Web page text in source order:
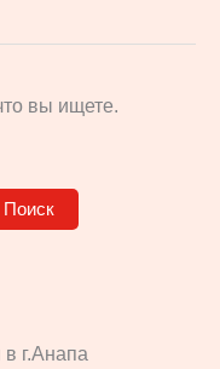
вы ищете.
г.Анапа